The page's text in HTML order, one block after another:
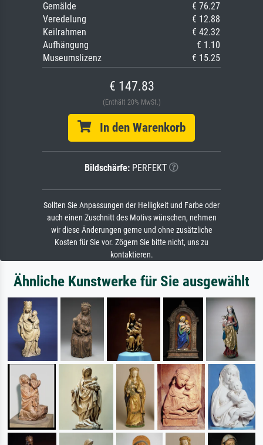
Gemälde
€ 76.27
Veredelung
€ 12.88
Keilrahmen
€ 42.32
Aufhängung
€ 1.10
Museumslizenz
€ 15.25
€ 147.83
(Enthält 20% MwSt.)
In den Warenkorb
Bildschärfe: PERFEKT
Sollten Sie Anpassungen der Helligkeit und Farbe oder
auch einen Zuschnitt des Motivs wünschen, nehmen
wir diese Änderungen gerne und ohne zusätzliche
Kosten für Sie vor. Zögern Sie bitte nicht, uns zu
kontaktieren.
Ähnliche Kunstwerke für Sie ausgewählt